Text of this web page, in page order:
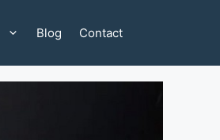
Blog Contact